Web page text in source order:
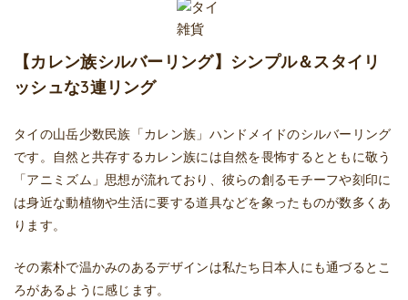
【カレン族シルバーリング】シンプル＆スタイリ
ッシュな3連リング
タイの山岳少数民族「カレン族」ハンドメイドのシルバーリング
です。自然と共存するカレン族には自然を畏怖するとともに敬う
「アニミズム」思想が流れており、彼らの創るモチーフや刻印に
は身近な動植物や生活に要する道具などを象ったものが数多くあ
ります。
その素朴で温かみのあるデザインは私たち日本人にも通づるとこ
ろがあるように感じます。